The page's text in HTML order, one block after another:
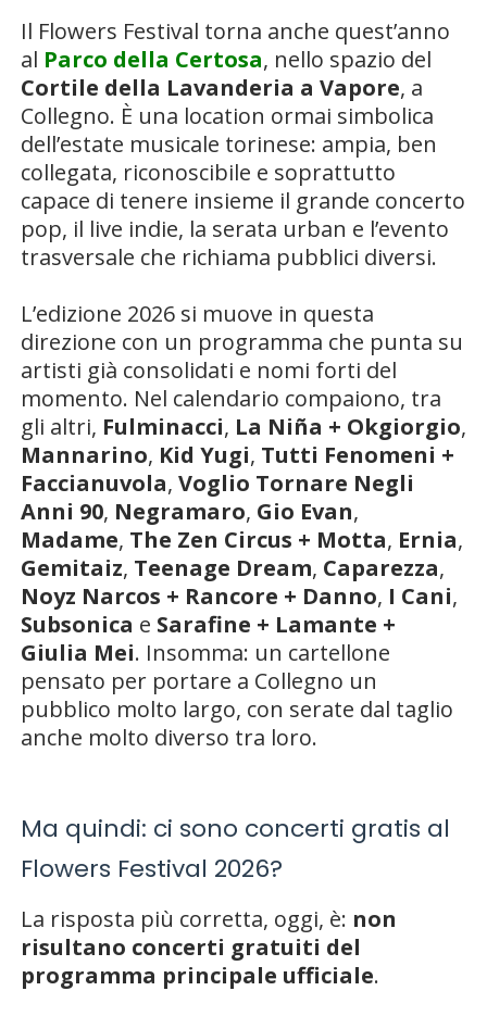
Il Flowers Festival torna anche quest’anno
al Parco della Certosa, nello spazio del
Cortile della Lavanderia a Vapore, a
Collegno. È una location ormai simbolica
dell’estate musicale torinese: ampia, ben
collegata, riconoscibile e soprattutto
capace di tenere insieme il grande concerto
pop, il live indie, la serata urban e l’evento
trasversale che richiama pubblici diversi.
L’edizione 2026 si muove in questa
direzione con un programma che punta su
artisti già consolidati e nomi forti del
momento. Nel calendario compaiono, tra
gli altri, Fulminacci, La Niña + Okgiorgio,
Mannarino, Kid Yugi, Tutti Fenomeni +
Faccianuvola, Voglio Tornare Negli
Anni 90, Negramaro, Gio Evan,
Madame, The Zen Circus + Motta, Ernia,
Gemitaiz, Teenage Dream, Caparezza,
Noyz Narcos + Rancore + Danno, I Cani,
Subsonica e Sarafine + Lamante +
Giulia Mei. Insomma: un cartellone
pensato per portare a Collegno un
pubblico molto largo, con serate dal taglio
anche molto diverso tra loro.
Ma quindi: ci sono concerti gratis al
Flowers Festival 2026?
La risposta più corretta, oggi, è: non
risultano concerti gratuiti del
programma principale ufficiale.